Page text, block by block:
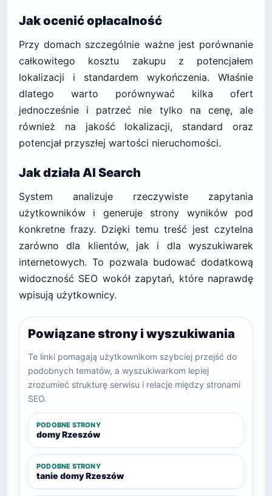
Jak ocenić opłacalność
Przy domach szczególnie ważne jest porównanie
całkowitego kosztu zakupu z potencjałem
lokalizacji i standardem wykończenia. Właśnie
dlatego warto porównywać kilka ofert
jednocześnie i patrzeć nie tylko na cenę, ale
również na jakość lokalizacji, standard oraz
potencjał przyszłej wartości nieruchomości.
Jak działa AI Search
System analizuje rzeczywiste zapytania
użytkowników i generuje strony wyników pod
konkretne frazy. Dzięki temu treść jest czytelna
zarówno dla klientów, jak i dla wyszukiwarek
internetowych. To pozwala budować dodatkową
widoczność SEO wokół zapytań, które naprawdę
wpisują użytkownicy.
Powiązane strony i wyszukiwania
Te linki pomagają użytkownikom szybciej przejść do
podobnych tematów, a wyszukiwarkom lepiej
zrozumieć strukturę serwisu i relacje między stronami
SEO.
PODOBNE STRONY
domy Rzeszów
PODOBNE STRONY
tanie domy Rzeszów